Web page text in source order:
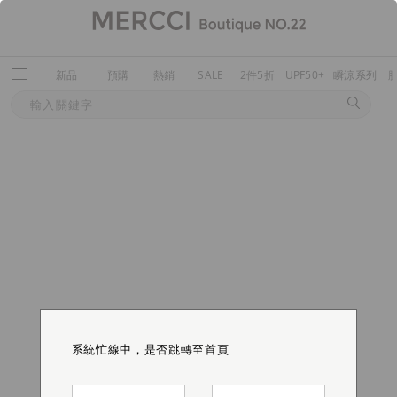
新品 預購 熱銷 SALE 2件5折 UPF50+ 瞬涼系列
系統忙線中，是否跳轉至首頁
系統忙線中，是否跳轉至首頁
系統忙線中，是否跳轉至首頁
系統忙線中，是否跳轉至首頁
系統忙線中，是否跳轉至首頁